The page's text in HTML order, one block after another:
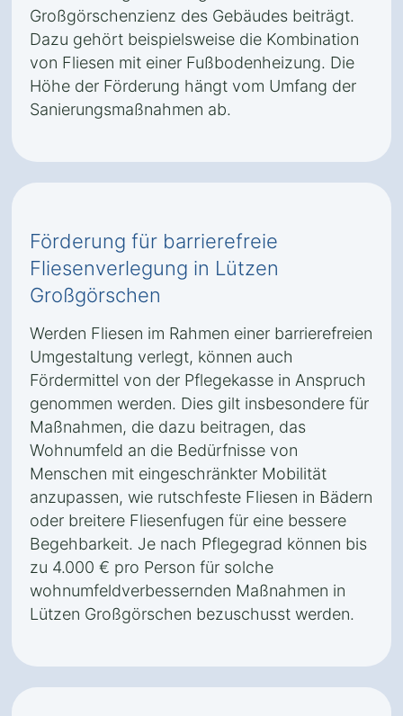
Großgörschenzienz des Gebäudes beiträgt.
Dazu gehört beispielsweise die Kombination
von Fliesen mit einer Fußbodenheizung. Die
Höhe der Förderung hängt vom Umfang der
Sanierungsmaßnahmen ab.
Förderung für barrierefreie
Fliesenverlegung in Lützen
Großgörschen
Werden Fliesen im Rahmen einer barrierefreien
Umgestaltung verlegt, können auch
Fördermittel von der Pflegekasse in Anspruch
genommen werden. Dies gilt insbesondere für
Maßnahmen, die dazu beitragen, das
Wohnumfeld an die Bedürfnisse von
Menschen mit eingeschränkter Mobilität
anzupassen, wie rutschfeste Fliesen in Bädern
oder breitere Fliesenfugen für eine bessere
Begehbarkeit. Je nach Pflegegrad können bis
zu 4.000 € pro Person für solche
wohnumfeldverbessernden Maßnahmen in
Lützen Großgörschen bezuschusst werden.